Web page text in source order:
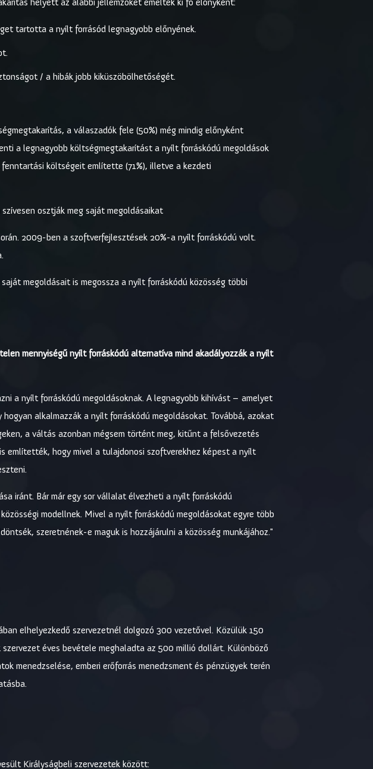
tartotta a nyílt forrásód legnagyobb előnyének.
/ a hibák jobb kiküszöbölhetőségét.
a válaszadók fele (50%) még mindig előnyként
a legnagyobb költségmegtakarítást a nyílt forráskódú megoldások
költségeit említette (71%), illetve a kezdeti
osztják meg saját megoldásaikat
2009-ben a szoftverfejlesztések 20%-a nyílt forráskódú volt.
megoldásait is megossza a nyílt forráskódú közösség többi
mennyiségű nyílt forráskódú alternatíva mind akadályozzák a nyílt
a nyílt forráskódú megoldásoknak. A legnagyobb kihívást – amelyet
alkalmazzák a nyílt forráskódú megoldásokat. Továbbá, azokat
a váltás azonban mégsem történt meg, kitűnt a felsővezetés
említették, hogy mivel a tulajdonosi szoftverekhez képest a nyílt
iránt. Bár már egy sor vállalat élvezheti a nyílt forráskódú
modellnek. Mivel a nyílt forráskódú megoldásokat egyre több
szeretnének-e maguk is hozzájárulni a közösség munkájához."
elhelyezkedő szervezetnél dolgozó 300 vezetővel. Közülük 150
éves bevétele meghaladta az 500 millió dollárt. Különböző
menedzselése, emberi erőforrás menedzsment és pénzügyek terén
Királyságbeli szervezetek között: